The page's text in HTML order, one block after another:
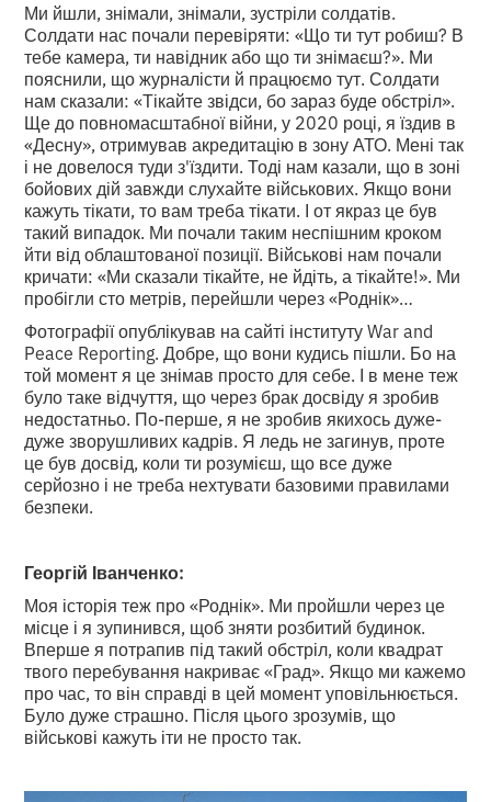
Ми йшли, знімали, знімали, зустріли солдатів.
Солдати нас почали перевіряти: «Що ти тут робиш? В
тебе камера, ти навідник або що ти знімаєш?». Ми
пояснили, що журналісти й працюємо тут. Солдати
нам сказали: «Тікайте звідси, бо зараз буде обстріл».
Ще до повномасштабної війни, у 2020 році, я їздив в
«Десну», отримував акредитацію в зону АТО. Мені так
і не довелося туди з'їздити. Тоді нам казали, що в зоні
бойових дій завжди слухайте військових. Якщо вони
кажуть тікати, то вам треба тікати. І от якраз це був
такий випадок. Ми почали таким неспішним кроком
йти від облаштованої позиції. Військові нам почали
кричати: «Ми сказали тікайте, не йдіть, а тікайте!». Ми
пробігли сто метрів, перейшли через «Роднік»…
Фотографії опублікував на сайті інституту War and
Peace Reporting. Добре, що вони кудись пішли. Бо на
той момент я це знімав просто для себе. І в мене теж
було таке відчуття, що через брак досвіду я зробив
недостатньо. По-перше, я не зробив якихось дуже-
дуже зворушливих кадрів. Я ледь не загинув, проте
це був досвід, коли ти розумієш, що все дуже
серйозно і не треба нехтувати базовими правилами
безпеки.
Георгій Іванченко:
Моя історія теж про «Роднік». Ми пройшли через це
місце і я зупинився, щоб зняти розбитий будинок.
Вперше я потрапив під такий обстріл, коли квадрат
твого перебування накриває «Град». Якщо ми кажемо
про час, то він справді в цей момент уповільнюється.
Було дуже страшно. Після цього зрозумів, що
військові кажуть іти не просто так.